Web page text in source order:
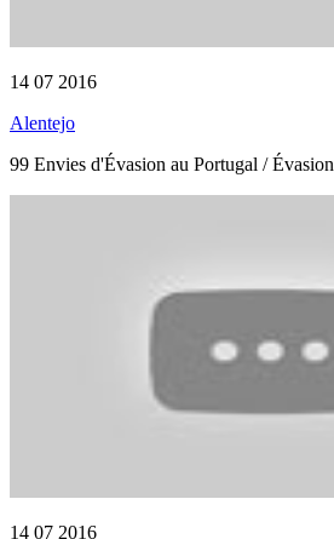
14 07 2016
Alentejo
99 Envies d'Évasion au Portugal / Évasion
14 07 2016